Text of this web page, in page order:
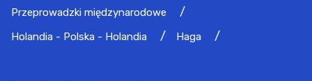
Przeprowadzki międzynarodowe
Holandia - Polska - Holandia
Haga